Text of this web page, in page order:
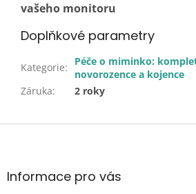
vašeho monitoru
Doplňkové parametry
Kategorie:
Péče o miminko:
novorozence a kojence
Záruka: 2 roky
Z
aInformace pro vás